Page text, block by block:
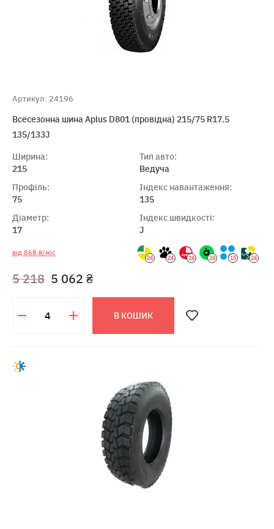
Артикул: 24196
Всесезонна шина Aplus D801 (провідна) 215/75 R17.5
135/133J
Ширина:
215
Профіль:
75
Діаметр:
17
Тип авто:
Ведуча
Індекс навантаження:
135
Індекс швидкості:
J
від 868 ₴/міс
24 24 24 24 15 24
5 218 5 062 ₴
В КОШИК